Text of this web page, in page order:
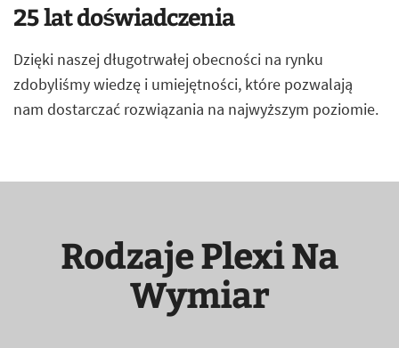
25 lat doświadczenia
Dzięki naszej długotrwałej obecności na rynku
zdobyliśmy wiedzę i umiejętności, które pozwalają
nam dostarczać rozwiązania na najwyższym poziomie.
Rodzaje Plexi Na
Wymiar